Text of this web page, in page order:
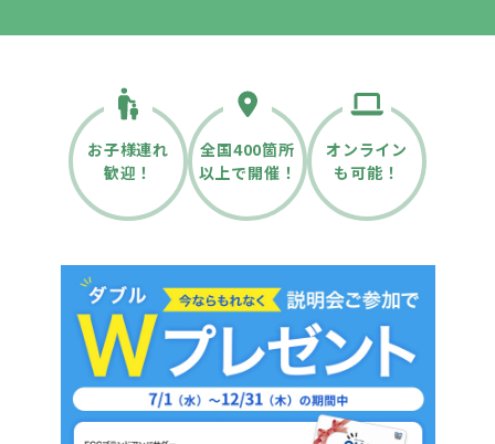
お子様連れ
歓迎！
全国400箇所
以上で開催！
オンライン
も可能！